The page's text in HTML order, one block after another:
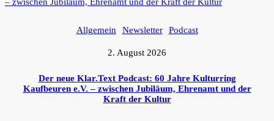
Allgemein Newsletter Podcast
2. August 2026
Der neue Klar.Text Podcast: 60 Jahre Kulturring
Kaufbeuren e.V. – zwischen Jubiläum, Ehrenamt und der
Kraft der Kultur